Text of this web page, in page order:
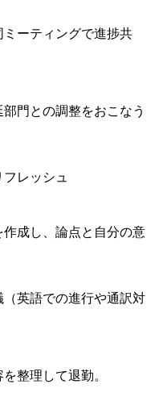
ーティングで進捗共
門との調整をおこなう
レッシュ
成し、論点と自分の意
英語での進行や通訳対
整理して退勤。